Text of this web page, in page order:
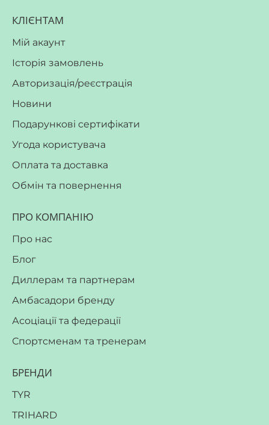
КЛІЄНТАМ
Мій акаунт
Історія замовлень
Авторизація/реєстрація
Новини
Подарункові сертифікати
Угода користувача
Оплата та доставка
Обмін та повернення
ПРО КОМПАНІЮ
Про нас
Блог
Диллерам та партнерам
Амбасадори бренду
Асоціації та федерації
Спортсменам та тренерам
БРЕНДИ
TYR
TRIHARD